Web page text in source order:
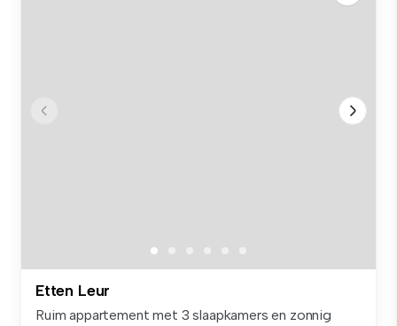
Etten Leur
Ruim appartement met 3 slaapkamers en zonnig